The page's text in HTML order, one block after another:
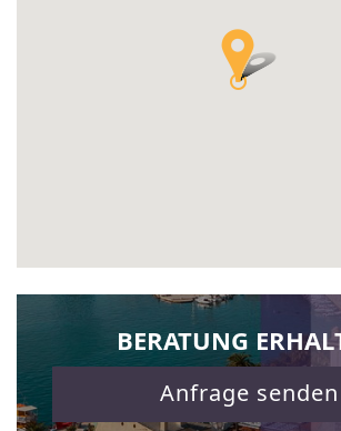
BERATUNG
Anfrage senden